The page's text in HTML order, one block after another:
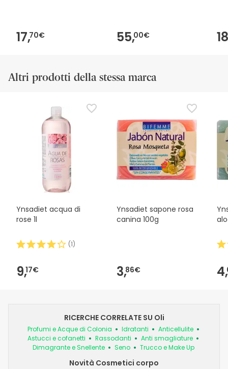
17,70€ 55,00€
Altri prodotti della stessa marca
Ynsadiet acqua di
rose 1l
(1)
9,17€
Ynsadiet sapone rosa
canina 100g
3,86€ 4,
RICERCHE CORRELATE SU Oli
Profumi e Acque di Colonia Idratanti
Anticellulite
Astucci e cofanetti
Rassodanti
Anti smagliature
Dimagrante e Snellente
Seno Trucco e Make Up
Novità Cosmetici corpo